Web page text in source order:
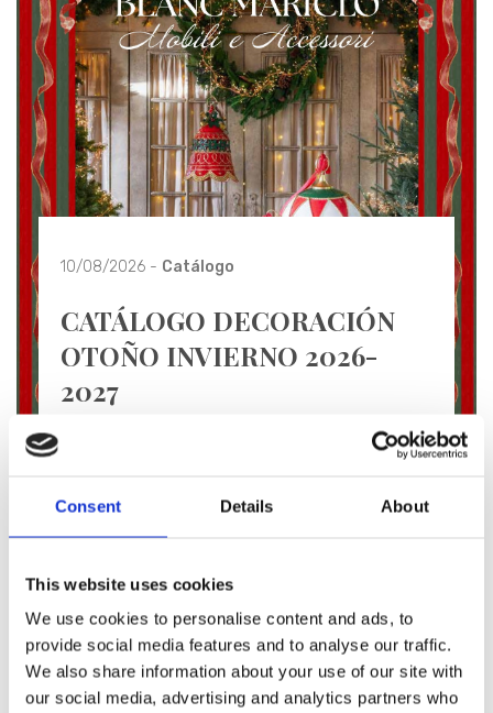
Consent Details About
This website uses cookies
We use cookies to personalise content and ads, to
provide social media features and to analyse our traffic.
We also share information about your use of our site with
our social media, advertising and analytics partners who
10/08/2026 - Catálogo
CATÁLOGO DECORACIÓN
OTOÑO INVIERNO 2026-
2027
Catálogo Decoración Otoño Invierno 2026